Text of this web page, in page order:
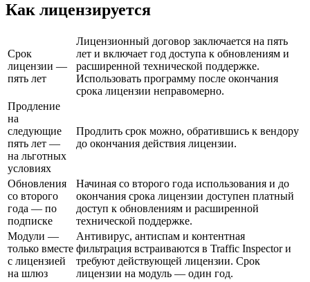
Как лицензируется
Срок
лицензии —
пять лет
Лицензионный договор заключается на пять
лет и включает год доступа к обновлениям и
расширенной технической поддержке.
Использовать программу после окончания
срока лицензии неправомерно.
Продление
на
следующие
пять лет —
на льготных
условиях
Продлить срок можно, обратившись к вендору
до окончания действия лицензии.
Обновления
со второго
года — по
подписке
Начиная со второго года использования и до
окончания срока лицензии доступен платный
доступ к обновлениям и расширенной
технической поддержке.
Модули —
только вместе
с лицензией
на шлюз
Антивирус, антиспам и контентная
фильтрация встраиваются в Traffic Inspector и
требуют действующей лицензии. Срок
лицензии на модуль — один год.